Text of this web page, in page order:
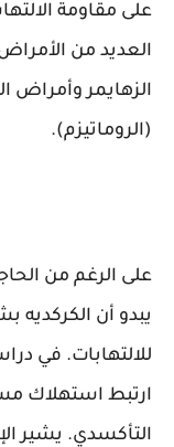
على مقاومة
العديد من
الزهايمر وأمراض
(الروماتيزم).
على الرغم من
يبدو أن الكركديه
ارتبط استهلاك
التأكسدي. يشير